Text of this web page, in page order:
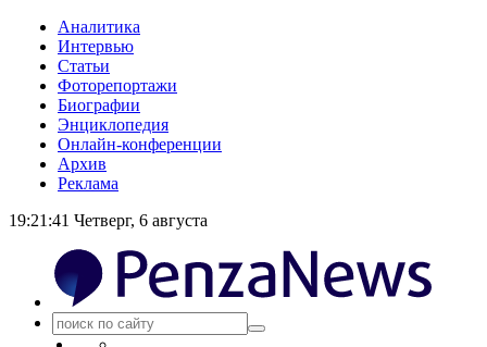
Аналитика
Интервью
Статьи
Фоторепортажи
Биографии
Энциклопедия
Онлайн-конференции
Архив
Реклама
19:21:42 Четверг, 6 августа